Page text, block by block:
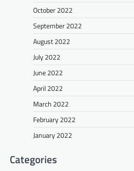
October 2022
September 2022
August 2022
July 2022
June 2022
April 2022
March 2022
February 2022
January 2022
Categories